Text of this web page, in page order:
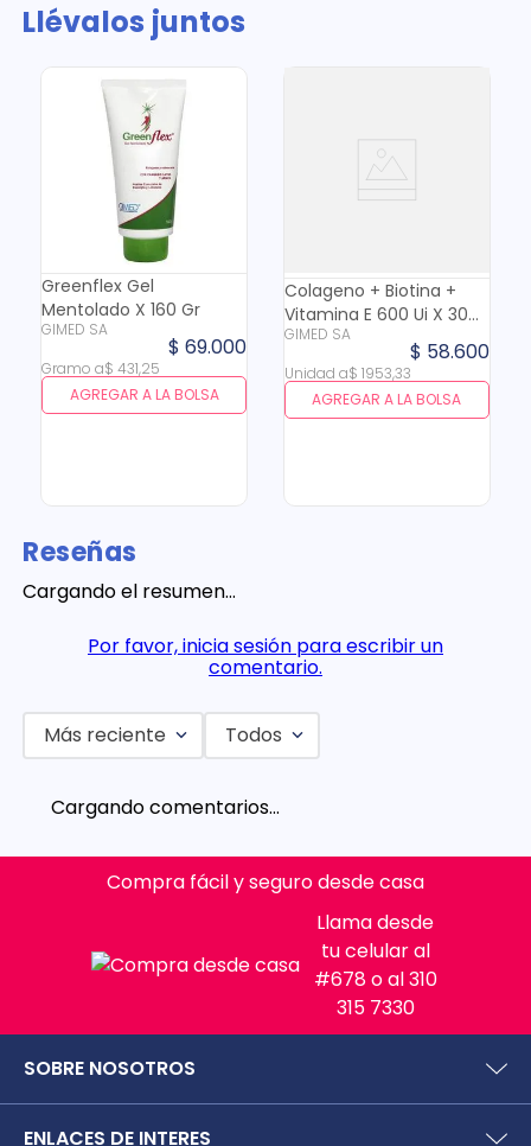
Llévalos juntos
Greenflex Gel
Mentolado X 160 Gr
GIMED SA
$ 69.000
Gramo a$ 431,25
AGREGAR A LA BOLSA
Colageno + Biotina +
Vitamina E 600 Ui X 30
Cap
GIMED SA
$ 58.600
Unidad a$ 1953,33
AGREGAR A LA BOLSA
Reseñas
Cargando el resumen…
Por favor, inicia sesión para escribir un
comentario.
Más reciente Todos
Cargando comentarios…
Compra fácil y seguro desde casa
Llama desde
tu celular al
#678 o al 310
315 7330
SOBRE NOSOTROS
ENLACES DE INTERES